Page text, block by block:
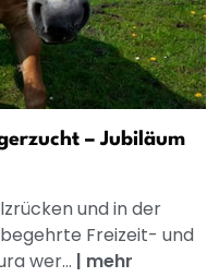
– Jubiläum
und in der
Freizeit- und
wer... | mehr